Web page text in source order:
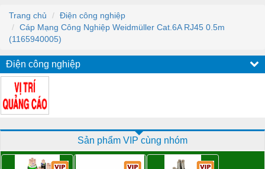
Trang chủ
Điện công nghiệp
Cáp Mạng Công Nghiệp Weidmüller Cat.6A RJ45 0.5m
(1165940005)
Điện công nghiệp
Sản phẩm VIP cùng nhóm